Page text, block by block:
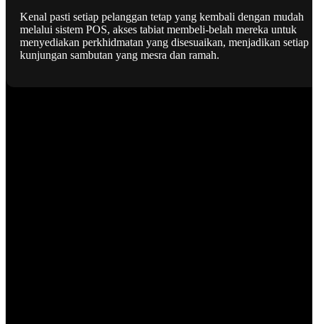
Kenal pasti setiap pelanggan tetap yang kembali dengan mudah
melalui sistem POS, akses tabiat membeli-belah mereka untuk
menyediakan perkhidmatan yang disesuaikan, menjadikan setiap
kunjungan sambutan yang mesra dan ramah.